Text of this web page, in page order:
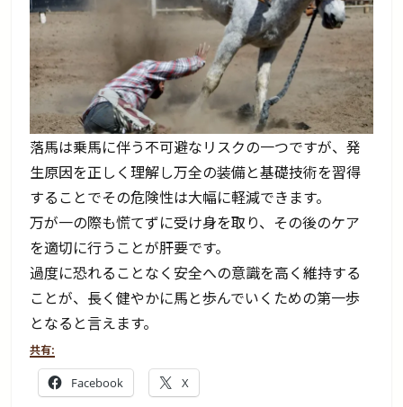
落馬は乗馬に伴う不可避なリスクの一つですが、発
生原因を正しく理解し万全の装備と基礎技術を習得
することでその危険性は大幅に軽減できます。
万が一の際も慌てずに受け身を取り、その後のケア
を適切に行うことが肝要です。
過度に恐れることなく安全への意識を高く維持する
ことが、長く健やかに馬と歩んでいくための第一歩
となると言えます。
共有:
Facebook X